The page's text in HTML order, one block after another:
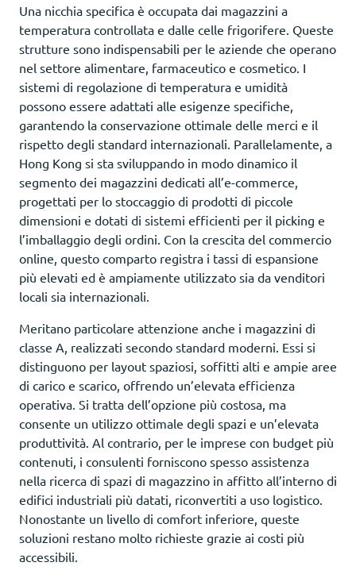
Una nicchia specifica è occupata dai magazzini a
temperatura controllata e dalle celle frigorifere. Queste
strutture sono indispensabili per le aziende che operano
nel settore alimentare, farmaceutico e cosmetico. I
sistemi di regolazione di temperatura e umidità
possono essere adattati alle esigenze specifiche,
garantendo la conservazione ottimale delle merci e il
rispetto degli standard internazionali. Parallelamente, a
Hong Kong si sta sviluppando in modo dinamico il
segmento dei magazzini dedicati all’e-commerce,
progettati per lo stoccaggio di prodotti di piccole
dimensioni e dotati di sistemi efficienti per il picking e
l’imballaggio degli ordini. Con la crescita del commercio
online, questo comparto registra i tassi di espansione
più elevati ed è ampiamente utilizzato sia da venditori
locali sia internazionali.
Meritano particolare attenzione anche i magazzini di
classe A, realizzati secondo standard moderni. Essi si
distinguono per layout spaziosi, soffitti alti e ampie aree
di carico e scarico, offrendo un’elevata efficienza
operativa. Si tratta dell’opzione più costosa, ma
consente un utilizzo ottimale degli spazi e un’elevata
produttività. Al contrario, per le imprese con budget più
contenuti, i consulenti forniscono spesso assistenza
nella ricerca di spazi di magazzino in affitto all’interno di
edifici industriali più datati, riconvertiti a uso logistico.
Nonostante un livello di comfort inferiore, queste
soluzioni restano molto richieste grazie ai costi più
accessibili.